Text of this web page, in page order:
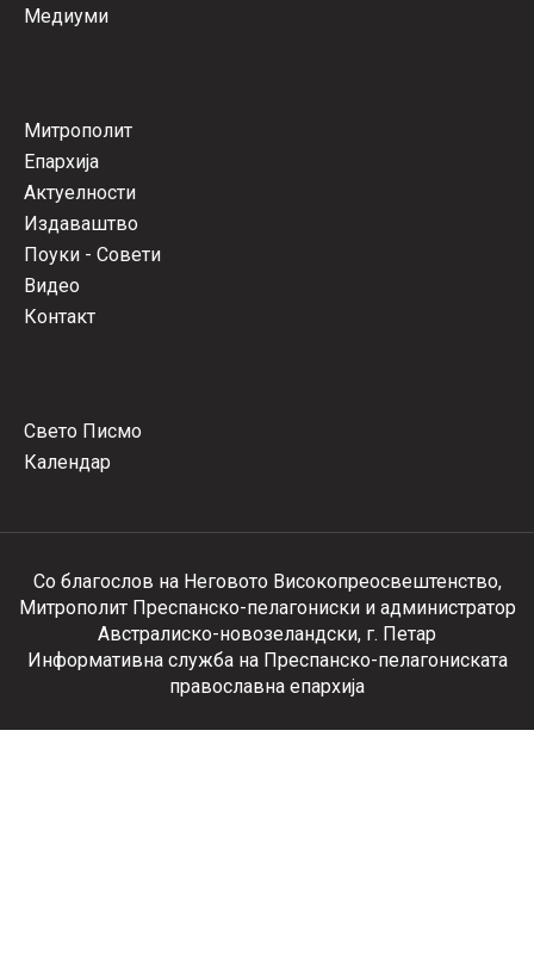
Медиуми
Митрополит
Епархија
Актуелности
Издаваштво
Поуки - Совети
Видео
Контакт
Свето Писмо
Календар
Со благослов на Неговото Високопреосвештенство,
Митрополит Преспанско-пелагониски и администратор
Австралиско-новозеландски, г. Петар
Информативна служба на Преспанско-пелагониската
православна епархија